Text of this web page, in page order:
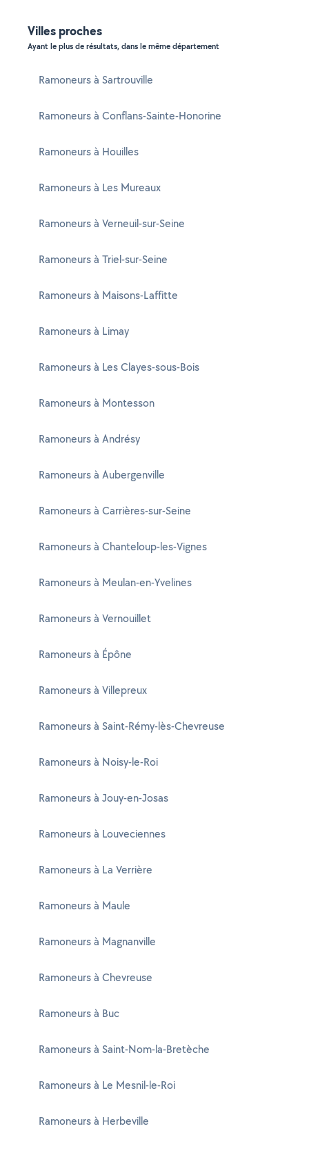
Villes proches
Ayant le plus de résultats, dans le même département
Ramoneurs à Sartrouville
Ramoneurs à Conflans-Sainte-Honorine
Ramoneurs à Houilles
Ramoneurs à Les Mureaux
Ramoneurs à Verneuil-sur-Seine
Ramoneurs à Triel-sur-Seine
Ramoneurs à Maisons-Laffitte
Ramoneurs à Limay
Ramoneurs à Les Clayes-sous-Bois
Ramoneurs à Montesson
Ramoneurs à Andrésy
Ramoneurs à Aubergenville
Ramoneurs à Carrières-sur-Seine
Ramoneurs à Chanteloup-les-Vignes
Ramoneurs à Meulan-en-Yvelines
Ramoneurs à Vernouillet
Ramoneurs à Épône
Ramoneurs à Villepreux
Ramoneurs à Saint-Rémy-lès-Chevreuse
Ramoneurs à Noisy-le-Roi
Ramoneurs à Jouy-en-Josas
Ramoneurs à Louveciennes
Ramoneurs à La Verrière
Ramoneurs à Maule
Ramoneurs à Magnanville
Ramoneurs à Chevreuse
Ramoneurs à Buc
Ramoneurs à Saint-Nom-la-Bretèche
Ramoneurs à Le Mesnil-le-Roi
Ramoneurs à Herbeville